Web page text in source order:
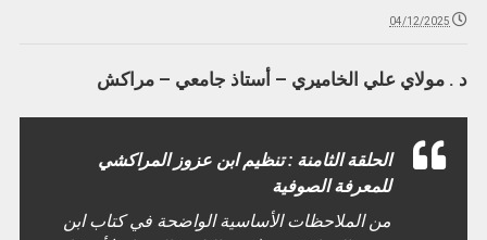
04/12/2025
د . مولاي علي الخاميري – أستاذ جامعي – مراكش
الحلقة الثامنة : تنظيم ابن عزوز المراكشي
للمعرفة الصوفية
من الملاحظات الأساسية الواضحة في كتاب ابن